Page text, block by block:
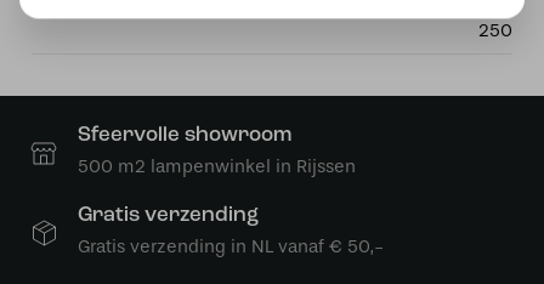
6u,
250
Sfeervolle showroom
500 m2 lampenwinkel in Rijssen
Gratis verzending
Gratis verzending in NL vanaf € 50,-